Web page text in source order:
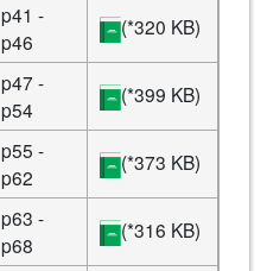
p41 -
p46
(*320 KB)
p47 -
p54
(*399 KB)
p55 -
p62
(*373 KB)
p63 -
p68
(*316 KB)